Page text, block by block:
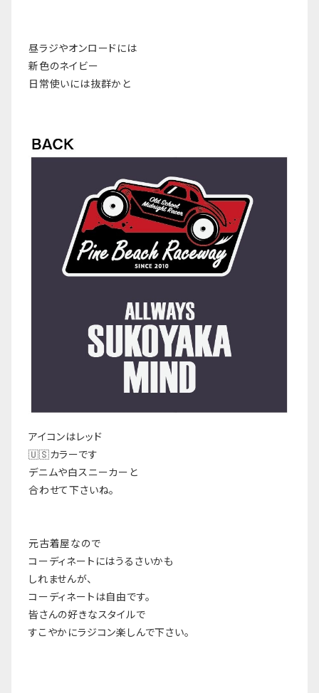
昼ラジやオンロードには
新色のネイビー
日常使いには抜群かと
アイコンはレッド
🇺🇸カラーです
デニムや白スニーカーと
合わせて下さいね。
元古着屋なので
コーディネートにはうるさいかも
しれませんが、
コーディネートは自由です。
皆さんの好きなスタイルで
すこやかにラジコン楽しんで下さい。